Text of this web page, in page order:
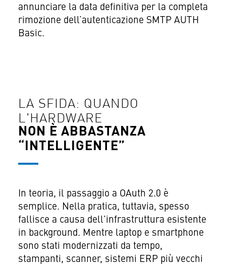
annunciare la data definitiva per la completa
rimozione dell’autenticazione SMTP AUTH
Basic.
LA SFIDA: QUANDO
L'HARDWARE
NON È ABBASTANZA
“INTELLIGENTE”
In teoria, il passaggio a OAuth 2.0 è
semplice. Nella pratica, tuttavia, spesso
fallisce a causa dell'infrastruttura esistente
in background. Mentre laptop e smartphone
sono stati modernizzati da tempo,
stampanti, scanner, sistemi ERP più vecchi